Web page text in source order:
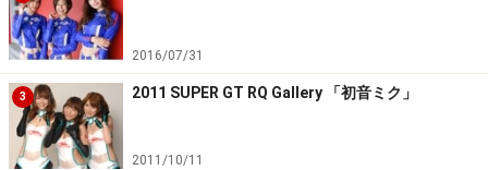
2016/07/31
3 2011 SUPER GT RQ Gallery 「初音ミク」
2011/10/11